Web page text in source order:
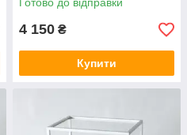
4 150 ₴
Купити